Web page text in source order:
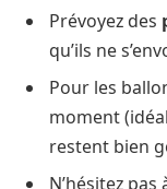
Prévoyez des
qu’ils ne
Pour les
moment
restent bien
N’hésitez